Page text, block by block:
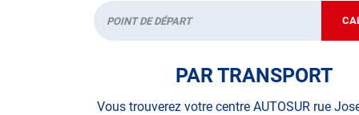
*Prestation à vérifier auprès du centre
Départ
PAR TRANSPORT
Vous trouverez votre centre AUTOSUR rue